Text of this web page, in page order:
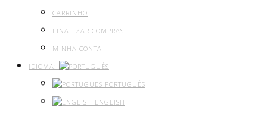
CARRINHO
FINALIZAR COMPRAS
MINHA CONTA
IDIOMA:
PORTUGUÊS
ENGLISH